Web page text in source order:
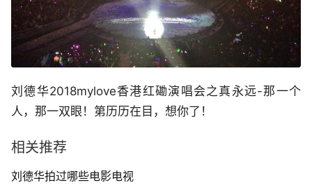
刘德华2018mylove香港红磡演唱会之真永远-那一个
人，那一双眼！第历历在目，想你了！
相关推荐
刘德华拍过哪些电影电视